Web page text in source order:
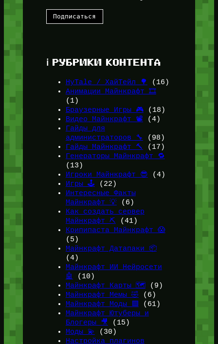
ℹ️ РУБРИКИ КОНТЕНТА
HyTale / ХайТейл 🌳
(16)
Анимации Майнкрафт 🎞️
(1)
Браузерные Игры 🎮(18)
Видео Майнкрафт 📽️ (4)
Гайды для
администраторов 🔧
(98)
Гайды Майнкрафт 🔨
(17)
Генераторы Майнкрафт 🔁
(13)
Игроки Майнкрафт 😎 (4)
Игры 🕹️ (22)
Интересные Факты
Майнкрафт 💡(6)
Как создать сервер
Майнкрафт ⛏️ (41)
Крипипаста Майнкрафт 😱
(5)
Майнкрафт Датапаки 📦
(4)
Майнкрафт ИИ Нейросети
🤖
(10)
Майнкрафт Карты 🗺️ (9)
Майнкрафт Мемы 🤣 (6)
Майнкрафт Моды 🟩
(61)
Майнкрафт Ютуберы и
Блогеры 🎥
(15)
Моды 💫
(30)
Настройка плагинов